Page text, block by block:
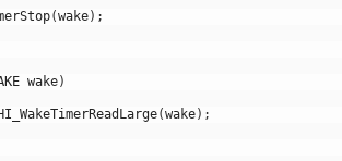
(wake) ;
wake)
(wake) ;